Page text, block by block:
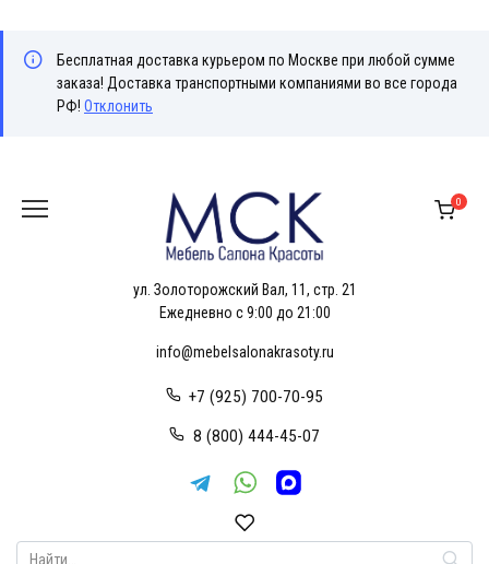
Бесплатная доставка курьером по Москве при любой сумме
заказа! Доставка транспортными компаниями во все города
РФ! Отклонить
содержанию
ул. Золоторожский Вал, 11, стр. 21
Ежедневно с 9:00 до 21:00
info@mebelsalonakrasoty.ru
+7 (925) 700-70-95
8 (800) 444-45-07
0
Search